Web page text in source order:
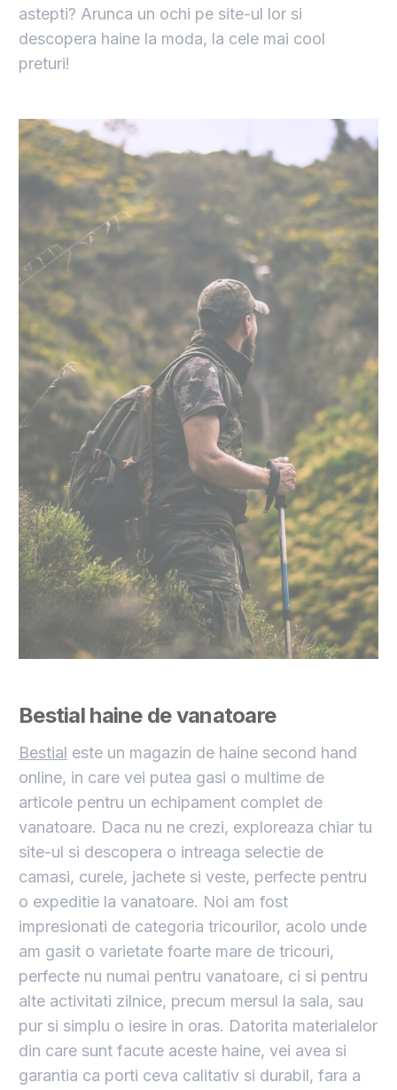
astepti? Arunca un ochi pe site-ul lor si
descopera haine la moda, la cele mai cool
preturi!
Bestial haine de vanatoare
Bestial este un magazin de haine second hand
online, in care vei putea gasi o multime de
articole pentru un echipament complet de
vanatoare. Daca nu ne crezi, exploreaza chiar tu
site-ul si descopera o intreaga selectie de
camasi, curele, jachete si veste, perfecte pentru
o expeditie la vanatoare. Noi am fost
impresionati de categoria tricourilor, acolo unde
am gasit o varietate foarte mare de tricouri,
perfecte nu numai pentru vanatoare, ci si pentru
alte activitati zilnice, precum mersul la sala, sau
pur si simplu o iesire in oras. Datorita materialelor
din care sunt facute aceste haine, vei avea si
garantia ca porti ceva calitativ si durabil, fara a